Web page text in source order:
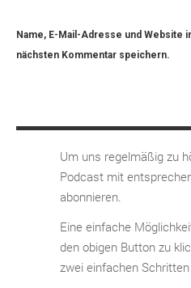
Name, E-Mail-Adresse und Website
nächsten Kommentar speichern.
Um uns regelmäßig zu
Podcast mit
abonnieren.
Eine einfache
den obigen Button zu
zwei einfachen